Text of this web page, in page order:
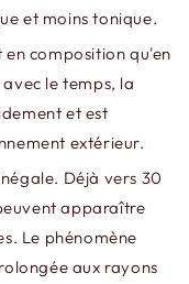
et moins tonique.
composition qu'en
le temps, la
et est
extérieur.
Déjà vers 30
apparaître
Le phénomène
aux rayons